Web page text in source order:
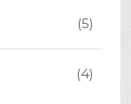
(5)
(4)